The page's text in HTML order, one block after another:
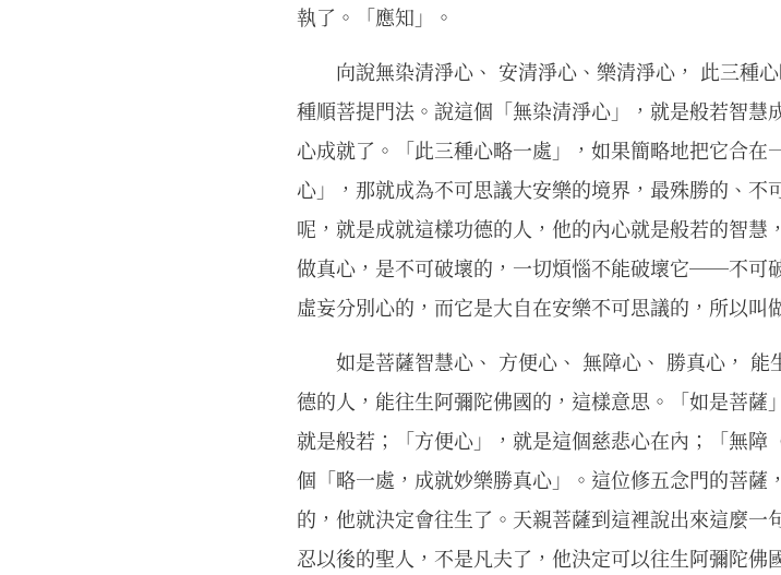
執了。「應知」。
向說無染清淨心、 安清淨心、樂清淨心， 此三種
種順菩提門法。說這個「無染清淨心」，就是般若智
心成就了。「此三種心略一處」，如果簡略地把它合
心」，那就成為不可思議大安樂的境界，最殊勝的、
呢，就是成就這樣功德的人，他的內心就是般若的智
做真心，是不可破壞的，一切煩惱不能破壞它──不
虛妄分別心的，而它是大自在安樂不可思議的，所以叫
如是菩薩智慧心、 方便心、 無障心、 勝真心，
德的人，能往生阿彌陀佛國的，這樣意思。「如是菩薩
就是般若；「方便心」，就是這個慈悲心在內；「無
個「略一處，成就妙樂勝真心」。這位修五念門的菩
的，他就決定會往生了。天親菩薩到這裡說出來這麼
忍以後的聖人，不是凡夫了，他決定可以往生阿彌陀